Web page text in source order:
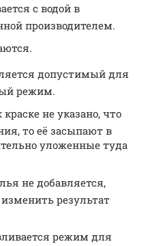
с водой в
производителем.
допустимый для
режим.
не указано, что
то её засыпают в
уложенные туда
не добавляется,
результат
режим для